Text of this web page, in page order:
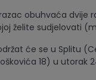
obuhvaća dvije
želite sudjelovati
će se u Splitu
18) u utorak